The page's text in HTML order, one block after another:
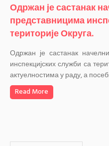
Одржан је састанак
представницима
територије Округа.
Одржан је састанак
инспекцијских служби са
актуелностима у раду, а
Read More